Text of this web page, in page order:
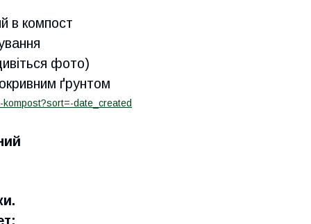
в компост
фото)
ґрунтом
date_created